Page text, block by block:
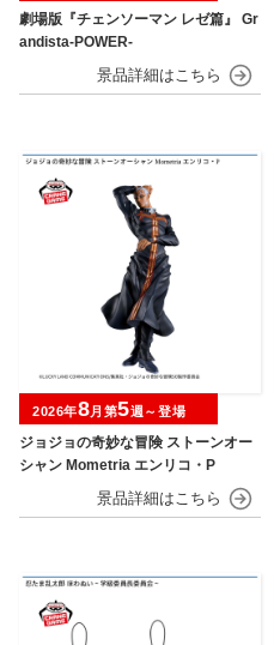
劇場版『チェンソーマン レゼ篇』 Gr
andista-POWER-
ジョジョの奇妙な冒険 ストーンオー
シャン Mometria エンリコ・P
2026年8月第5週～登場